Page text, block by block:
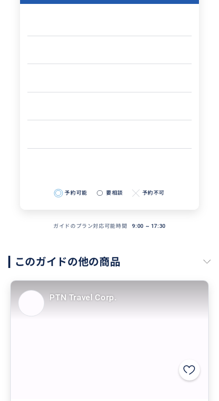
予約可能 要相談 予約不可
ガイドのプラン対応可能時間 9:00 ~ 17:30
このガイドの他の商品
PTN Travel Corp.